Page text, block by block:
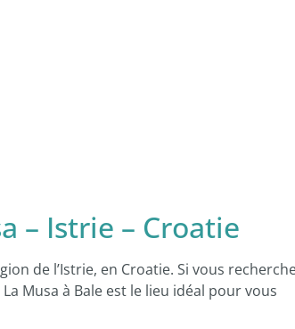
– Istrie – Croatie
de l’Istrie, en Croatie. Si vous
Musa à Bale est le lieu idéal pour vous